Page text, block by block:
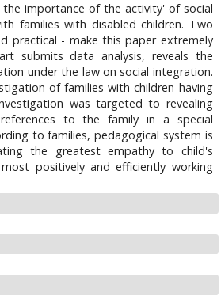
the importance of the activity' of social
families with disabled children. Two
practical - make this paper extremely
submits data analysis, reveals the
under the law on social integration.
of families with children having
was targeted to revealing
to the family in a special
to families, pedagogical system is
the greatest empathy to child's
positively and efficiently working